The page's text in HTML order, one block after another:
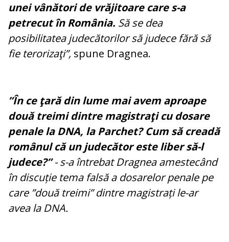
unei vânători de vrăjitoare care s-a
petrecut în România. Să se dea
posibilitatea judecătorilor să judece fără să
fie terorizaţi”, spune Dragnea.
”În ce ţară din lume mai avem aproape
două treimi dintre magistraţi cu dosare
penale la DNA, la Parchet? Cum să creadă
românul că un judecător este liber să-l
judece?”- s-a întrebat Dragnea amestecând
în discuție tema falsă a dosarelor penale pe
care ”două treimi” dintre magistrați le-ar
avea la DNA.